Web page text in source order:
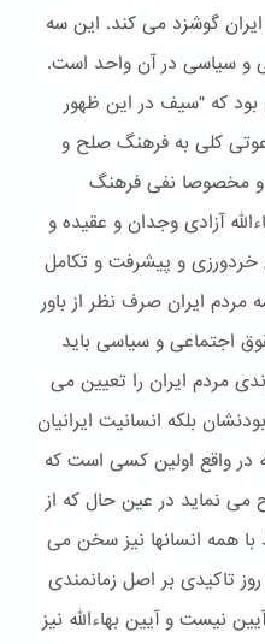
گوشزد می کند. این سه
و سیاسی در آن واحد است.
بود که "سیف در این ظهور
کلی به فرهنگ صلح و
و مخصوصا نفی فرهنگ
آزادی وجدان و عقیده و
و پیشرفت و تکامل
ایران صرف نظر از باور
اجتماعی و سیاسی باید
مردم ایران را تعیین می
بلکه انسانیت ایرانیان
در واقع اولین کسی است که
می نماید در عین حال که از
همه انسانها نیز سخن می
تاکیدی بر اصل زمانمندی
نیست و آیین بهاءالله نیز